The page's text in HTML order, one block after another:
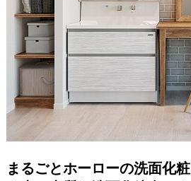
まるごとホーローの洗面化